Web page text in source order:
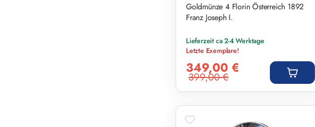
Goldmünze 4 Florin Österreich 1892
Franz Joseph I.
Lieferzeit ca 2-4 Werktage
Letzte Exemplare!
349,00 €
Regulärer Preis:
399,00 €